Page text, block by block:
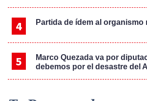
Partida de ídem al organismo
Marco Quezada va por
debemos por el desastre del